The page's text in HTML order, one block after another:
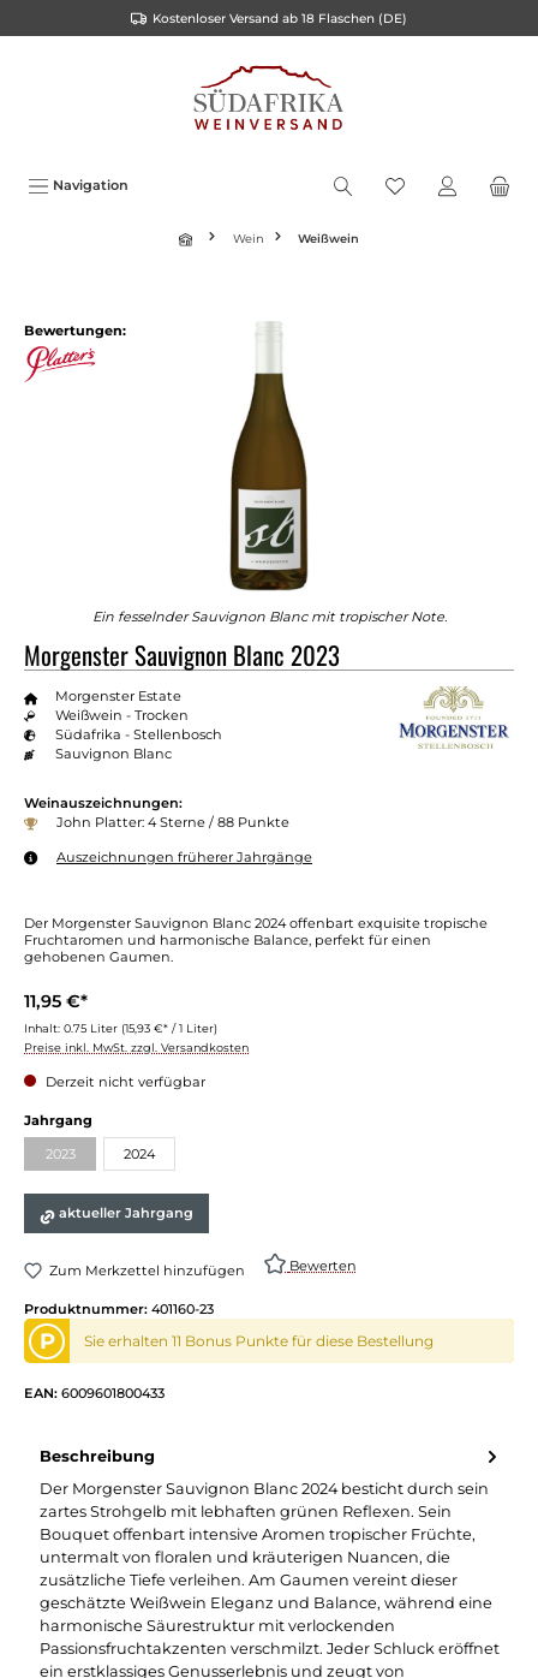
Kostenloser Versand ab 18 Flaschen (DE)
Navigation
Wein Weißwein
Bewertungen:
Ein fesselnder Sauvignon Blanc mit tropischer Note.
Morgenster Sauvignon Blanc 2023
Morgenster Estate
Weißwein - Trocken
Südafrika - Stellenbosch
Sauvignon Blanc
Weinauszeichnungen:
John Platter: 4 Sterne / 88 Punkte
Auszeichnungen früherer Jahrgänge
Der Morgenster Sauvignon Blanc 2024 offenbart exquisite tropische
Fruchtaromen und harmonische Balance, perfekt für einen
gehobenen Gaumen.
11,95 €*
Inhalt: 0.75 Liter (15,93 €* / 1 Liter)
Preise inkl. MwSt. zzgl. Versandkosten
Derzeit nicht verfügbar
Jahrgang
2023 2024
aktueller Jahrgang
Zum Merkzettel hinzufügen Bewerten
Produktnummer: 401160-23
P Sie erhalten 11 Bonus Punkte für diese Bestellung
EAN: 6009601800433
Beschreibung
Der Morgenster Sauvignon Blanc 2024 besticht durch sein
zartes Strohgelb mit lebhaften grünen Reflexen. Sein
Bouquet offenbart intensive Aromen tropischer Früchte,
untermalt von floralen und kräuterigen Nuancen, die
zusätzliche Tiefe verleihen. Am Gaumen vereint dieser
geschätzte Weißwein Eleganz und Balance, während eine
harmonische Säurestruktur mit verlockenden
Passionsfruchtakzenten verschmilzt. Jeder Schluck eröffnet
ein erstklassiges Genusserlebnis und zeugt von